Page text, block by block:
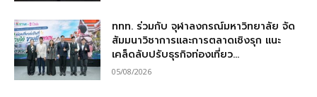
ททท. ร่วมกับ จุฬาลงกรณ์มหาวิทยาลัย จัด
สัมมนาวิชาการและการตลาดเชิงรุก แนะ
เคล็ดลับปรับธุรกิจท่องเที่ยว...
05/08/2026